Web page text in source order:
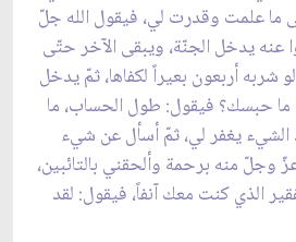
ما علمت وقدرت لي، فيقول الله جلّ
يدخل الجنّة، ويبقى الآخر حتّى
شربه أربعون بعيراً لكفاها، ثمّ يدخل
ما حبسك؟ فيقول: طول الحساب، ما
يغفر لي، ثمّ أسأل عن شيء
وجلّ منه برحمة وألحقني بالتائبين،
الذي كنت معك آنفاً، فيقول: لقد